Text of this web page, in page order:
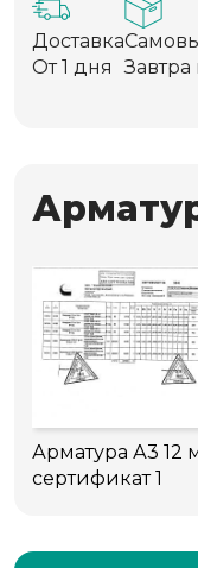
Доставка
От 1 дня
Арматура А3 12
сертификат 1